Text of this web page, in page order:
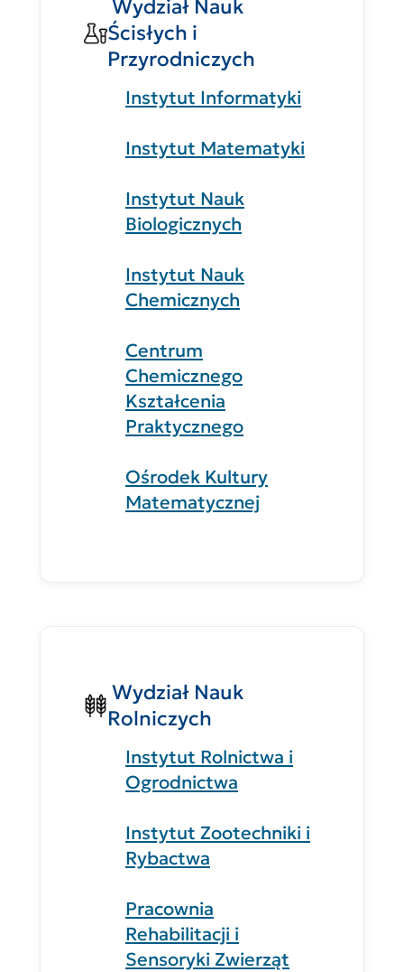
Wydział Nauk
Ścisłych i
Przyrodniczych
Instytut Informatyki
Instytut Matematyki
Instytut Nauk
Biologicznych
Instytut Nauk
Chemicznych
Centrum
Chemicznego
Kształcenia
Praktycznego
Ośrodek Kultury
Matematycznej
Wydział Nauk
Rolniczych
Instytut Rolnictwa i
Ogrodnictwa
Instytut Zootechniki i
Rybactwa
Pracownia
Rehabilitacji i
Sensoryki Zwierząt